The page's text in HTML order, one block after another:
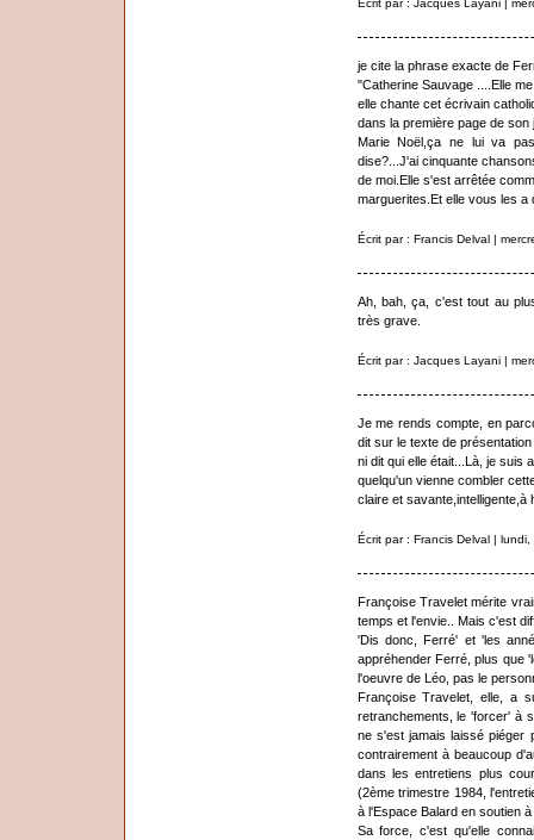
je cite la phrase exacte de
"Catherine Sauvage ....Elle
elle chante cet écrivain
dans la première page de son
Marie Noël,ça ne lui va
dise?...J'ai cinquante
de moi.Elle s'est arrêtée
marguerites.Et elle vous les a
Écrit par : Francis Delval |
Ah, bah, ça, c'est tout au
très grave.
Écrit par : Jacques Layani |
Je me rends compte, en
dit sur le texte de
ni dit qui elle était...Là, je suis
quelqu'un vienne combler
claire et savante,intelligente,à
Écrit par : Francis Delval |
Françoise Travelet mérite
temps et l'envie.. Mais c'est
'Dis donc, Ferré' et 'les
appréhender Ferré, plus que
l'oeuvre de Léo, pas le
Françoise Travelet, elle, a
retranchements, le 'forcer' à
ne s'est jamais laissé piéger
contrairement à beaucoup
dans les entretiens plus
(2ème trimestre 1984,
à l'Espace Balard en soutien
Sa force, c'est qu'elle